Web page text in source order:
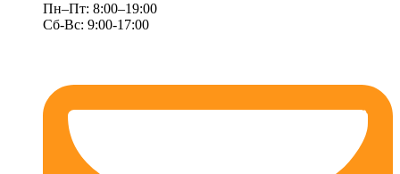
Пн–Пт: 8:00–19:00
Сб-Вс: 9:00-17:00